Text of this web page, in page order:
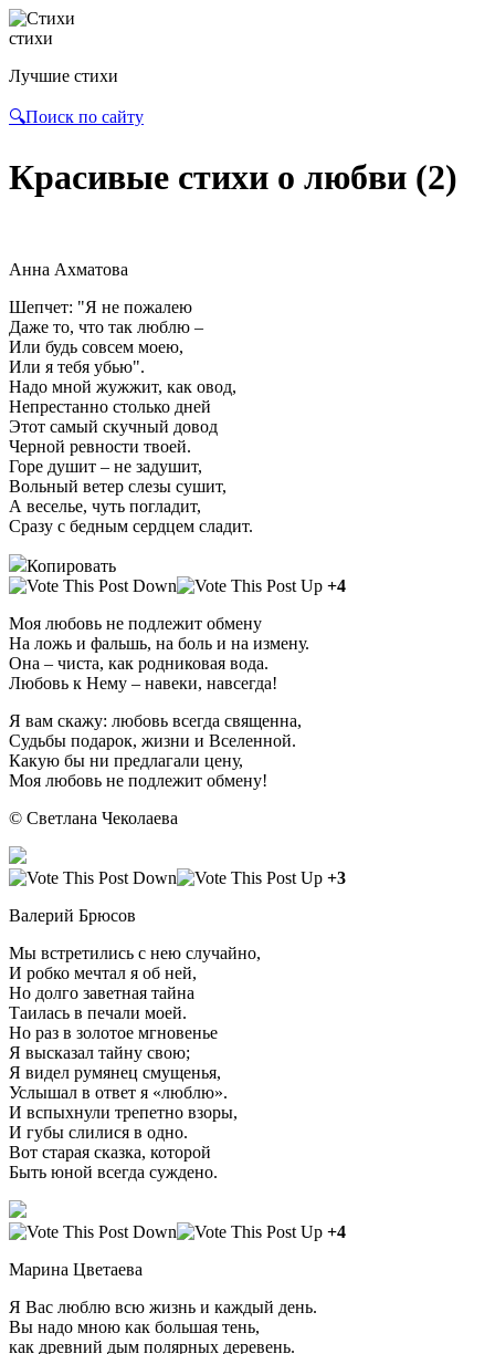
стихи
Лучшие стихи
🔍Поиск по сайту
Красивые стихи о любви (2)
Анна Ахматова
Шепчет: "Я не пожалею
Даже то, что так люблю –
Или будь совсем моею,
Или я тебя убью".
Надо мной жужжит, как овод,
Непрестанно столько дней
Этот самый скучный довод
Черной ревности твоей.
Горе душит – не задушит,
Вольный ветер слезы сушит,
А веселье, чуть погладит,
Сразу с бедным сердцем сладит.
Копировать
+4
Моя любовь не подлежит обмену
На ложь и фальшь, на боль и на измену.
Она – чиста, как родниковая вода.
Любовь к Нему – навеки, навсегда!
Я вам скажу: любовь всегда священна,
Судьбы подарок, жизни и Вселенной.
Какую бы ни предлагали цену,
Моя любовь не подлежит обмену!
© Светлана Чеколаева
+3
Валерий Брюсов
Мы встретились с нею случайно,
И робко мечтал я об ней,
Но долго заветная тайна
Таилась в печали моей.
Но раз в золотое мгновенье
Я высказал тайну свою;
Я видел румянец смущенья,
Услышал в ответ я «люблю».
И вспыхнули трепетно взоры,
И губы слилися в одно.
Вот старая сказка, которой
Быть юной всегда суждено.
+4
Марина Цветаева
Я Вас люблю всю жизнь и каждый день.
Вы надо мною как большая тень,
как древний дым полярных деревень.